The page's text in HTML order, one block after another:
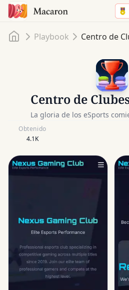
InicioPlaybook
Centro de
La gloria de los eSports
Obtenido
4.1K